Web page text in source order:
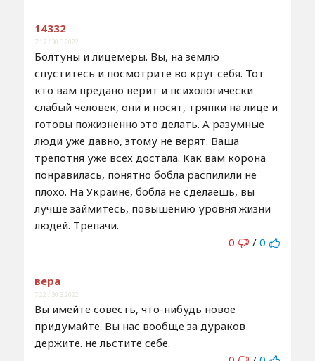
14332
7:17 / 30.3.2022
Болтуны и лицемеры. Вы, на землю
спуститесь и посмотрите во круг себя. Тот
кто вам предано верит и психологически
слабый человек, они и носят, тряпки на лице и
готовы пожизненно это делать. А разумные
люди уже давно, этому не верят. Ваша
трепотня уже всех достала. Как вам корона
понравилась, понятно бобла распилили не
плохо. На Украине, бобла не сделаешь, вы
лучше займитесь, повышению уровня жизни
людей. Трепачи.
0
/ 0
вера
7:22 / 30.3.2022
Вы имейте совесть, что-нибудь новое
придумайте. Вы нас вообще за дураков
держите. не льстите себе.